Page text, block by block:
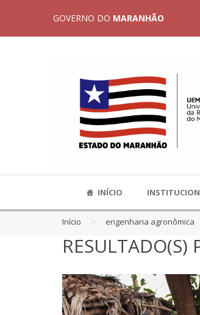
GOVERNO DO MARANHÃO
INÍCIO
Início > engenharia agronômica
RESULTADO(S)